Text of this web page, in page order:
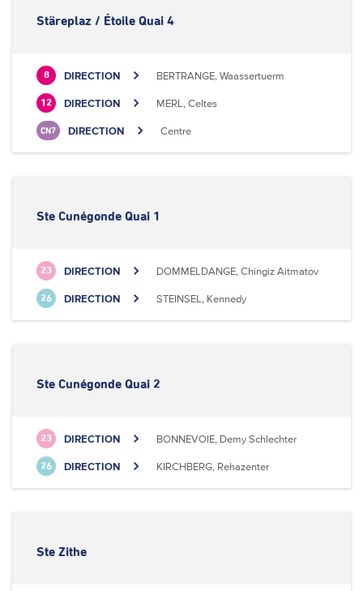
Stäreplaz / Étoile Quai 4
8 DIRECTION BERTRANGE, Waassertuerm
12 DIRECTION MERL, Celtes
CN7 DIRECTION Centre
Ste Cunégonde Quai 1
23 DIRECTION DOMMELDANGE, Chingiz Aitmatov
26 DIRECTION STEINSEL, Kennedy
Ste Cunégonde Quai 2
23 DIRECTION BONNEVOIE, Demy Schlechter
26 DIRECTION KIRCHBERG, Rehazenter
Ste Zithe